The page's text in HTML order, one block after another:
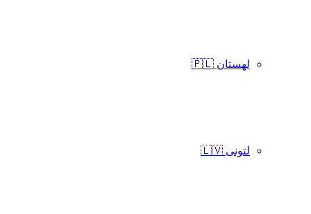
لهستان 🇵🇱
لتونی 🇱🇻